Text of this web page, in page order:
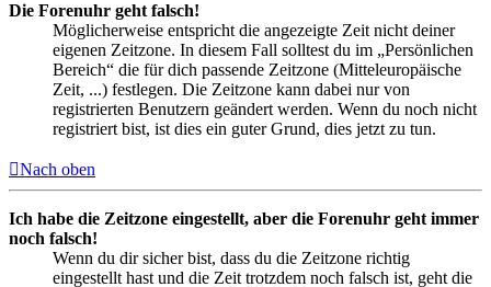
Die Forenuhr geht falsch!
Möglicherweise entspricht die angezeigte Zeit nicht deiner
eigenen Zeitzone. In diesem Fall solltest du im „Persönlichen
Bereich“ die für dich passende Zeitzone (Mitteleuropäische
Zeit, ...) festlegen. Die Zeitzone kann dabei nur von
registrierten Benutzern geändert werden. Wenn du noch nicht
registriert bist, ist dies ein guter Grund, dies jetzt zu tun.
Nach oben
Ich habe die Zeitzone eingestellt, aber die Forenuhr geht immer
noch falsch!
Wenn du dir sicher bist, dass du die Zeitzone richtig
eingestellt hast und die Zeit trotzdem noch falsch ist, geht die